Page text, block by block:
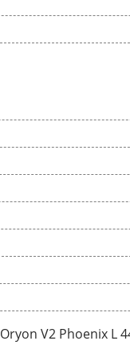
Oryon V2 Phoenix L